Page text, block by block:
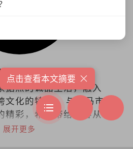
eslite Malaysia
据点的诚品生活，融入
文化的特色， 与大马市
精彩，希望带给来客从
与想像的可能。在台
展开更多
点击查看本文摘要 ×